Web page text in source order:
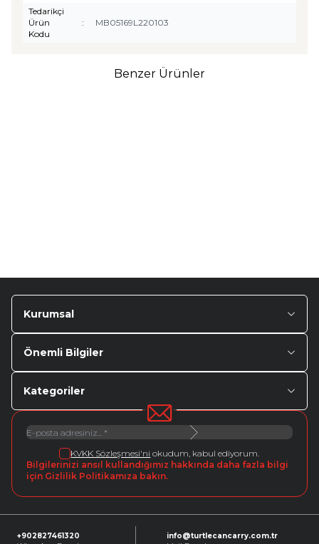
Tedarikçi
Ürün
Kodu
: MB05169L220103
Benzer Ürünler
Kurumsal
Önemli Bilgiler
Kategoriler
KVKK Sözleşmesi'ni okudum, kabul ediyorum.
Bilgilerinizi ansıl kullandığımız hakkında daha fazla bilgi
için Gizlilik Politikamıza bakın.
+902827461320
info@turtlecancarry.com.tr